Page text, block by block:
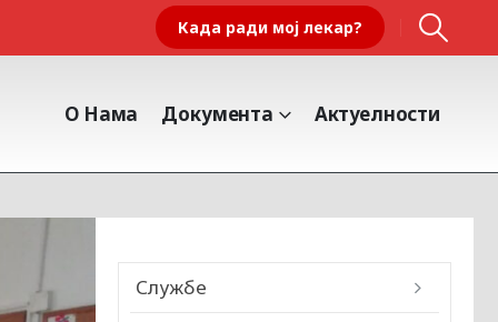
Када ради мој лекар?
О Нама Документа Актуелности
Службе